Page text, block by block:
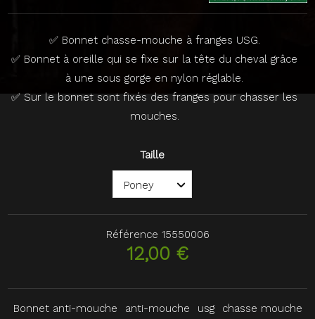
✅ Bonnet chasse-mouche à franges USG.
✅ Bonnet à oreille qui se fixe sur la tête du cheval grâce
à une sous gorge en nylon réglable.
✅ Sur le bonnet sont fixés des franges pour chasser les
mouches.
Taille
Référence 15550006
12,00 €
Bonnet anti-mouche anti-mouche usg chasse mouche